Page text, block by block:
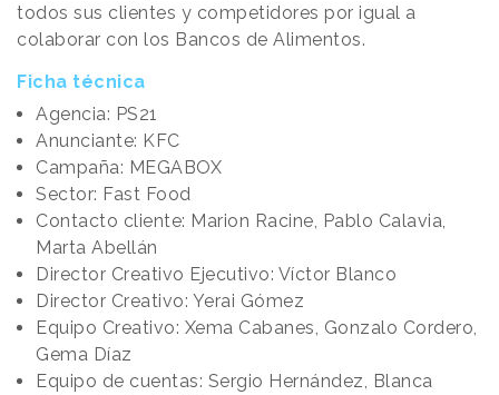
todos sus clientes y competidores por igual a
colaborar con los Bancos de Alimentos.
Ficha técnica
Agencia: PS21
Anunciante: KFC
Campaña: MEGABOX
Sector: Fast Food
Contacto cliente: Marion Racine, Pablo Calavia,
Marta Abellán
Director Creativo Ejecutivo: Víctor Blanco
Director Creativo: Yerai Gómez
Equipo Creativo: Xema Cabanes, Gonzalo Cordero,
Gema Díaz
Equipo de cuentas: Sergio Hernández, Blanca